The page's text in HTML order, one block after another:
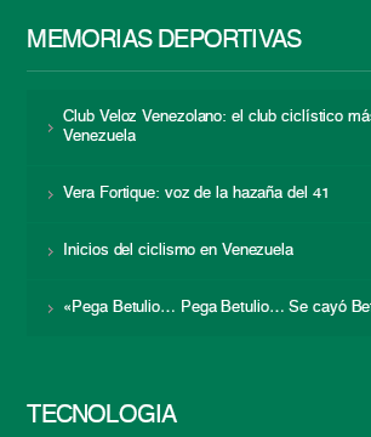
MEMORIAS DEPORTIVAS
Club Veloz Venezolano: el club ciclístico
Venezuela
Vera Fortique: voz de la hazaña del 41
Inicios del ciclismo en Venezuela
«Pega Betulio… Pega Betulio… Se cayó
TECNOLOGÍA